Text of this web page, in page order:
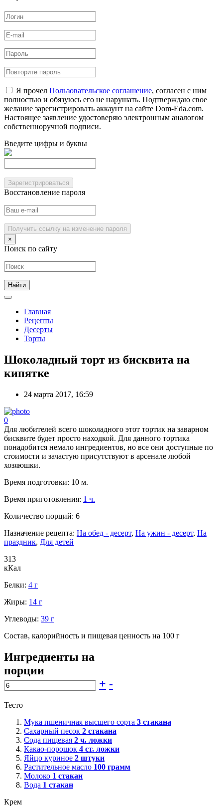
Я прочел Пользовательское соглашение, согласен с ним
полностью и обязуюсь его не нарушать. Подтверждаю свое
желание зарегистрировать аккаунт на сайте Dom-Eda.com.
Настоящее заявление удостоверяю электронным аналогом
собственноручной подписи.
Введите цифры и буквы
Зарегистрироваться
Восстановление пароля
Получить ссылку на изменение пароля
×
Поиск по сайту
Главная
Рецепты
Десерты
Торты
Шоколадный торт из бисквита на
кипятке
24 марта 2017, 16:59
0
Для любителей всего шоколадного этот тортик на заварном
бисквите будет просто находкой. Для данного тортика
понадобится немало ингредиентов, но все они доступные по
стоимости и зачастую присутствуют в арсенале любой
хозяюшки.
Время подготовки: 10 м.
Время приготовления: 1 ч.
Количество порций: 6
Назначение рецепта: На обед - десерт, На ужин - десерт, На
праздник, Для детей
313
кКал
Белки: 4 г
Жиры: 14 г
Углеводы: 39 г
Состав, калорийность и пищевая ценность на 100 г
Ингредиенты на
порции
+ -
Тесто
Мука пшеничная высшего сорта 3 стакана
Сахарный песок 2 стакана
Сода пищевая 2 ч. ложки
Какао-порошок 4 ст. ложки
Яйцо куриное 2 штуки
Растительное масло 100 грамм
Молоко 1 стакан
Вода 1 стакан
Крем